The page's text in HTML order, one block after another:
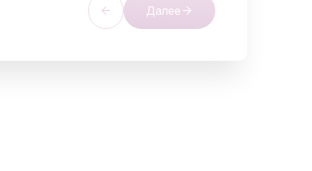
Далее